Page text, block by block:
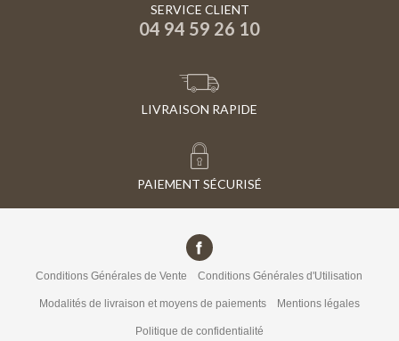
SERVICE CLIENT
04 94 59 26 10
LIVRAISON RAPIDE
PAIEMENT SÉCURISÉ
Conditions Générales de Vente Conditions Générales d'Utilisation
Modalités de livraison et moyens de paiements Mentions légales
Politique de confidentialité